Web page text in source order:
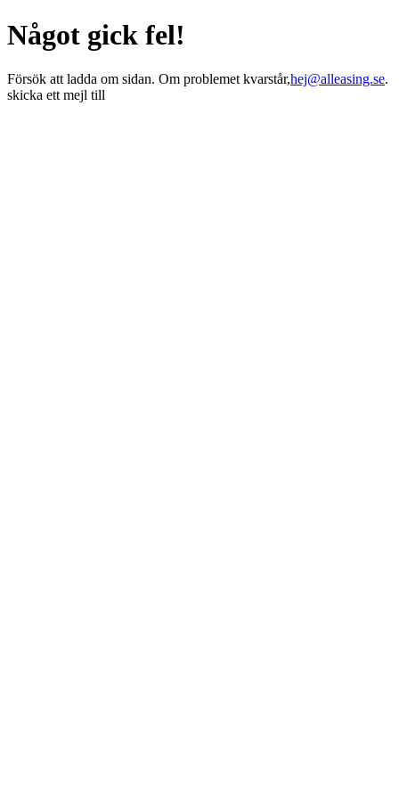
Något gick fel!
Försök att ladda om sidan. Om problemet kvarstår,hej@alleasing.se.
skicka ett mejl till